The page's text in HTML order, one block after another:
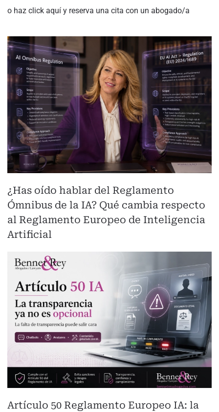
o haz click aquí y reserva una cita con un abogado/a
¿Has oído hablar del Reglamento
Ómnibus de la IA? Qué cambia respecto
al Reglamento Europeo de Inteligencia
Artificial
Artículo 50 Reglamento Europeo IA: la